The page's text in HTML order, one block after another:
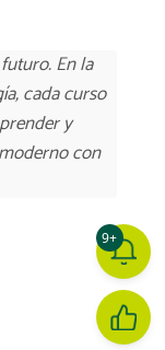
9+
En la
cada curso
y
con